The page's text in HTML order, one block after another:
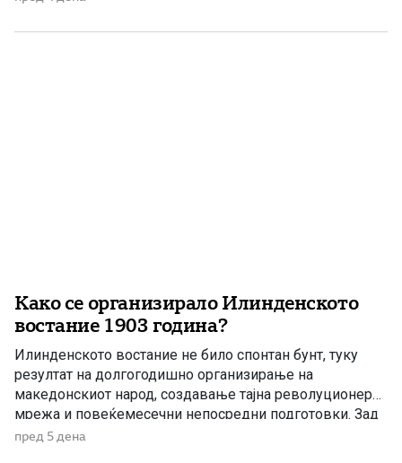
Како се организирало Илинденското
востание 1903 година?
Илинденското востание не било спонтан бунт, туку
резултат на долгогодишно организирање на
македонскиот народ, создавање тајна револуционерна
мрежа и повеќемесечни непосредни подготовки. Зад
него стоела Македонската револуционерна
пред 5 дена